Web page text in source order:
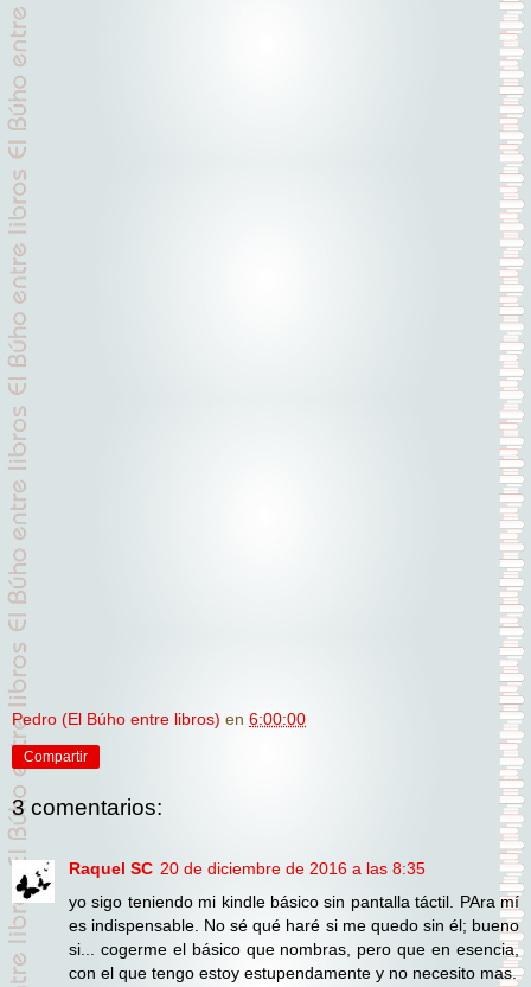
Pedro (El Búho entre libros) en 6:00:00
Compartir
3 comentarios:
Raquel SC 20 de diciembre de 2016 a las 8:35
yo sigo teniendo mi kindle básico sin pantalla táctil. PAra mí
es indispensable. No sé qué haré si me quedo sin él; bueno
si... cogerme el básico que nombras, pero que en esencia,
con el que tengo estoy estupendamente y no necesito mas.